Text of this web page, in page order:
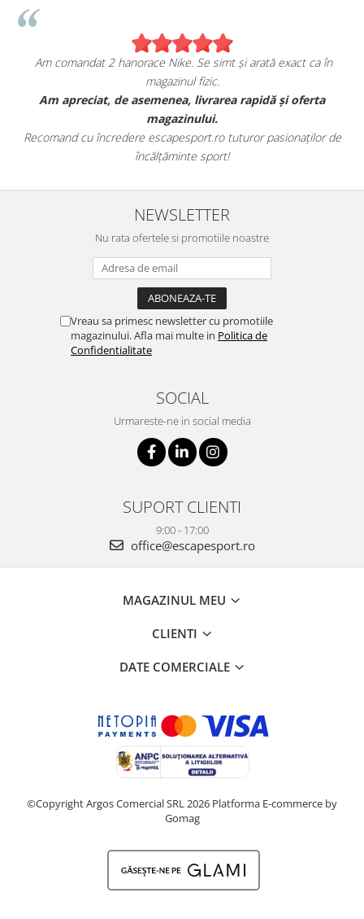
Am comandat 2 hanorace Nike. Se simt și arată exact ca în
magazinul fizic.
Am apreciat, de asemenea, livrarea rapidă și oferta
magazinului.
Recomand cu încredere escapesport.ro tuturor pasionaților de
încălțăminte sport!
NEWSLETTER
Nu rata ofertele si promotiile noastre
Vreau sa primesc newsletter cu promotiile
magazinului. Afla mai multe in Politica de
Confidentialitate
SOCIAL
Urmareste-ne in social media
SUPORT CLIENTI
9:00 - 17:00
office@escapesport.ro
MAGAZINUL MEU
CLIENTI
DATE COMERCIALE
©Copyright Argos Comercial SRL 2026 Platforma E-commerce by
Gomag